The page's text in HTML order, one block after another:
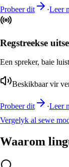
Probeer dit ·Leer
Regstreekse
Een spreker, baie
Beskikbaar vir
Probeer dit ·Leer
Vergelyk al sewe
Waarom